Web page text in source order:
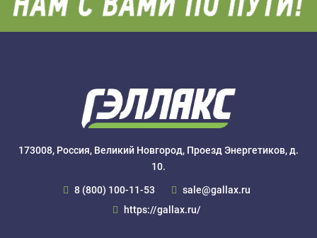
173008, Россия, Великий Новгород, Проезд Энергетиков, д.
10.
8 (800) 100-11-53
sale@gallax.ru
https://gallax.ru/